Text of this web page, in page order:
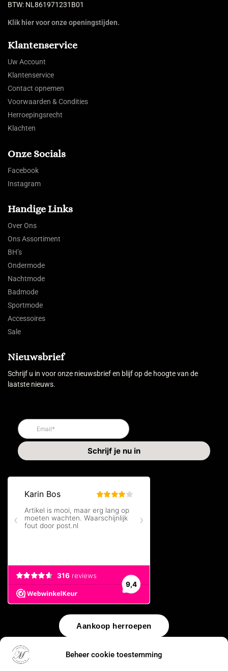
Beheer cookie toestemming
BTW: NL861971231B01
Klik hier voor onze openingstijden.
Klantenservice
Uw Account
Klantenservice
Contact opnemen
Voorwaarden & Condities
Herroepingsrecht
Klachten
Onze Socials
Facebook
Instagram
Handige Links
Over Ons
Ons Assortiment
BH’s
Ondermode
Nachtmode
Badmode
Sportmode
Accessoires
Sale
Nieuwsbrief
Schrijf u in voor onze nieuwsbrief en blijf op de hoogte van de
laatste nieuws.
Aankoop herroepen
© 2026 by WebUnlimited–Algemene voorwaarden